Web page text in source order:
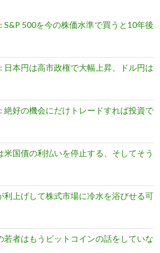
500を今の株価水準で買うと10年後
日本円は高市政権で大幅上昇、ドル円は
絶好の機会にだけトレードすれば投資で
米国債の利払いを停止する、そしてそう
利上げして株式市場に冷水を浴びせる可
若者はもうビットコインの話をしていな